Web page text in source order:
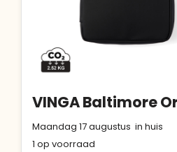
Maandag 17 augustus in huis
1 op voorraad